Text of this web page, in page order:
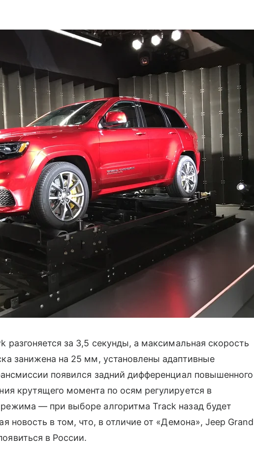
за 3,5 секунды, а максимальная скорость
занижена на 25 мм, установлены адаптивные
появился задний дифференциал повышенного
крутящего момента по осям регулируется в
— при выборе алгоритма Track назад будет
новость в том, что, в отличие от «Демона», Jeep Grand
в России.